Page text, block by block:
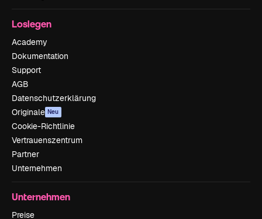
Loslegen
Academy
Dokumentation
Support
AGB
Datenschutzerklärung
Originale Neu
Cookie-Richtlinie
Vertrauenszentrum
Partner
Unternehmen
Unternehmen
Preise